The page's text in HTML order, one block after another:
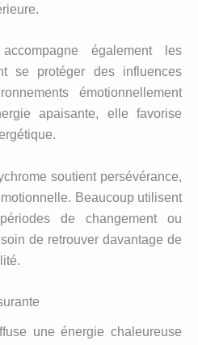
également les
se protéger des influences
émotionnellement
apaisante, elle favorise
soutient persévérance,
Beaucoup utilisent
de changement ou
de retrouver davantage de
une énergie chaleureuse